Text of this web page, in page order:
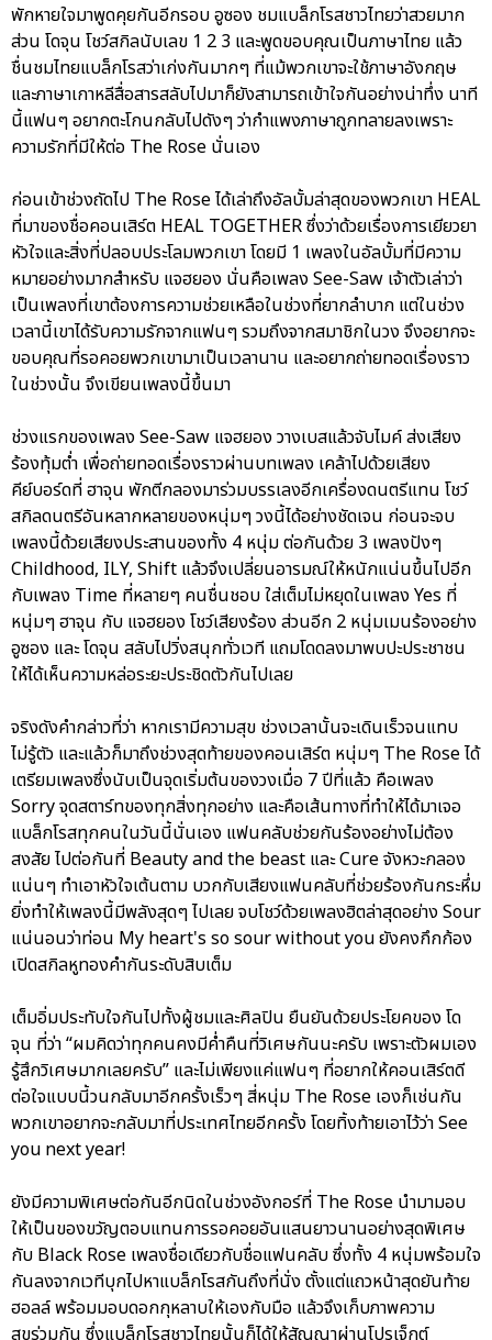
พักหายใจมาพูดคุยกันอีกรอบ อูซอง ชมแบล็กโรสชาวไทยว่าสวยมาก
ส่วน โดจุน โชว์สกิลนับเลข 1 2 3 และพูดขอบคุณเป็นภาษาไทย แล้ว
ชื่นชมไทยแบล็กโรสว่าเก่งกันมากๆ ที่แม้พวกเขาจะใช้ภาษาอังกฤษ
และภาษาเกาหลีสื่อสารสลับไปมาก็ยังสามารถเข้าใจกันอย่างน่าทึ่ง นาที
นี้แฟนๆ อยากตะโกนกลับไปดังๆ ว่ากำแพงภาษาถูกทลายลงเพราะ
ความรักที่มีให้ต่อ The Rose นั่นเอง
ก่อนเข้าช่วงถัดไป The Rose ได้เล่าถึงอัลบั้มล่าสุดของพวกเขา HEAL
ที่มาของชื่อคอนเสิร์ต HEAL TOGETHER ซึ่งว่าด้วยเรื่องการเยียวยา
หัวใจและสิ่งที่ปลอบประโลมพวกเขา โดยมี 1 เพลงในอัลบั้มที่มีความ
หมายอย่างมากสำหรับ แจฮยอง นั่นคือเพลง See-Saw เจ้าตัวเล่าว่า
เป็นเพลงที่เขาต้องการความช่วยเหลือในช่วงที่ยากลำบาก แต่ในช่วง
เวลานี้เขาได้รับความรักจากแฟนๆ รวมถึงจากสมาชิกในวง จึงอยากจะ
ขอบคุณที่รอคอยพวกเขามาเป็นเวลานาน และอยากถ่ายทอดเรื่องราว
ในช่วงนั้น จึงเขียนเพลงนี้ขึ้นมา
ช่วงแรกของเพลง See-Saw แจฮยอง วางเบสแล้วจับไมค์ ส่งเสียง
ร้องทุ้มต่ำ เพื่อถ่ายทอดเรื่องราวผ่านบทเพลง เคล้าไปด้วยเสียง
คีย์บอร์ดที่ ฮาจุน พักตีกลองมาร่วมบรรเลงอีกเครื่องดนตรีแทน โชว์
สกิลดนตรีอันหลากหลายของหนุ่มๆ วงนี้ได้อย่างชัดเจน ก่อนจะจบ
เพลงนี้ด้วยเสียงประสานของทั้ง 4 หนุ่ม ต่อกันด้วย 3 เพลงปังๆ
Childhood, ILY, Shift แล้วจึงเปลี่ยนอารมณ์ให้หนักแน่นขึ้นไปอีก
กับเพลง Time ที่หลายๆ คนชื่นชอบ ใส่เต็มไม่หยุดในเพลง Yes ที่
หนุ่มๆ ฮาจุน กับ แจฮยอง โชว์เสียงร้อง ส่วนอีก 2 หนุ่มเมนร้องอย่าง
อูซอง และ โดจุน สลับไปวิ่งสนุกทั่วเวที แถมโดดลงมาพบปะประชาชน
ให้ได้เห็นความหล่อระยะประชิดตัวกันไปเลย
จริงดังคำกล่าวที่ว่า หากเรามีความสุข ช่วงเวลานั้นจะเดินเร็วจนแทบ
ไม่รู้ตัว และแล้วก็มาถึงช่วงสุดท้ายของคอนเสิร์ต หนุ่มๆ The Rose ได้
เตรียมเพลงซึ่งนับเป็นจุดเริ่มต้นของวงเมื่อ 7 ปีที่แล้ว คือเพลง
Sorry จุดสตาร์ทของทุกสิ่งทุกอย่าง และคือเส้นทางที่ทำให้ได้มาเจอ
แบล็กโรสทุกคนในวันนี้นั่นเอง แฟนคลับช่วยกันร้องอย่างไม่ต้อง
สงสัย ไปต่อกันที่ Beauty and the beast และ Cure จังหวะกลอง
แน่นๆ ทำเอาหัวใจเต้นตาม บวกกับเสียงแฟนคลับที่ช่วยร้องกันกระหึ่ม
ยิ่งทำให้เพลงนี้มีพลังสุดๆ ไปเลย จบโชว์ด้วยเพลงฮิตล่าสุดอย่าง Sour
แน่นอนว่าท่อน My heart's so sour without you ยังคงกึกก้อง
เปิดสกิลหูทองคำกันระดับสิบเต็ม
เต็มอิ่มประทับใจกันไปทั้งผู้ชมและศิลปิน ยืนยันด้วยประโยคของ โด
จุน ที่ว่า “ผมคิดว่าทุกคนคงมีค่ำคืนที่วิเศษกันนะครับ เพราะตัวผมเอง
รู้สึกวิเศษมากเลยครับ” และไม่เพียงแค่แฟนๆ ที่อยากให้คอนเสิร์ตดี
ต่อใจแบบนี้วนกลับมาอีกครั้งเร็วๆ สี่หนุ่ม The Rose เองก็เช่นกัน
พวกเขาอยากจะกลับมาที่ประเทศไทยอีกครั้ง โดยทิ้งท้ายเอาไว้ว่า See
you next year!
ยังมีความพิเศษต่อกันอีกนิดในช่วงอังกอร์ที่ The Rose นำมามอบ
ให้เป็นของขวัญตอบแทนการรอคอยอันแสนยาวนานอย่างสุดพิเศษ
กับ Black Rose เพลงชื่อเดียวกับชื่อแฟนคลับ ซึ่งทั้ง 4 หนุ่มพร้อมใจ
กันลงจากเวทีบุกไปหาแบล็กโรสกันถึงที่นั่ง ตั้งแต่แถวหน้าสุดยันท้าย
ฮอลล์ พร้อมมอบดอกกุหลาบให้เองกับมือ แล้วจึงเก็บภาพความ
สุขร่วมกัน ซึ่งแบล็กโรสชาวไทยนั้นก็ได้ให้สัญญาผ่านโปรเจ็กต์